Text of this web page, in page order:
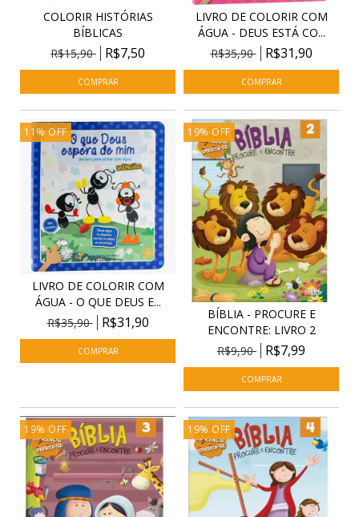
COLORIR HISTÓRIAS
BÍBLICAS
R$15,90
R$7,50
LIVRO DE COLORIR COM
ÁGUA - DEUS ESTÁ CO...
R$35,90
R$31,90
11 % OFF
LIVRO DE COLORIR COM
ÁGUA - O QUE DEUS E...
R$35,90
R$31,90
19% OFF
BÍBLIA - PROCURE E
ENCONTRE: LIVRO 2
R$9,90
R$7,99
19% OFF 19% OFF